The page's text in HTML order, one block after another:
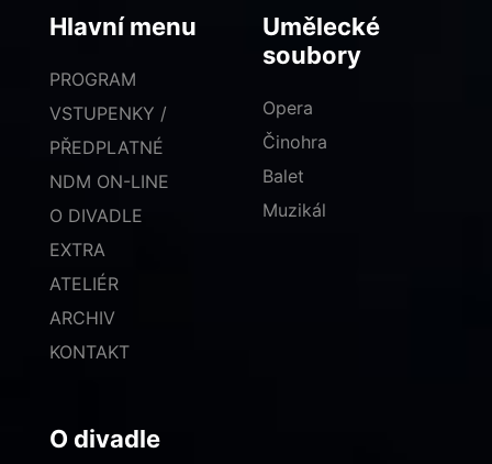
Hlavní menu
PROGRAM
VSTUPENKY /
PŘEDPLATNÉ
NDM ON-LINE
O DIVADLE
EXTRA
ATELIÉR
ARCHIV
KONTAKT
Umělecké
soubory
Opera
Činohra
Balet
Muzikál
O divadle